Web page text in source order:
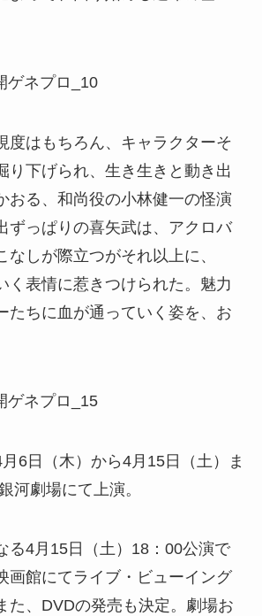
度はもちろん、キャラクターそ
り下げられ、生き生きと動き出
おる、和尚役の小林健一の怪演
ずっぱりの喜矢武は、アクロバ
なしが際立つがそれ以上に、
く表情に惹きつけられた。魅力
たちに血が通っていく姿を、お
月6日（木）から4月15日（土）ま
河劇場にて上演。
る4月15日（土）18：00公演で
画館にてライブ・ビューイング
た、DVDの発売も決定。劇場お